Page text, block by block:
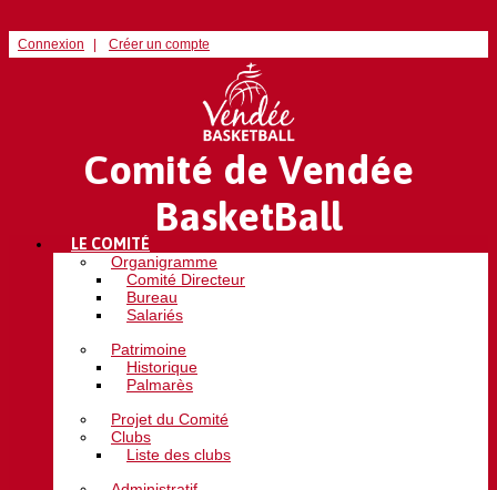
Connexion Créer un compte
Comité de Vendée
BasketBall
LE COMITÉ
Organigramme
Comité Directeur
Bureau
Salariés
Patrimoine
Historique
Palmarès
Projet du Comité
Clubs
Liste des clubs